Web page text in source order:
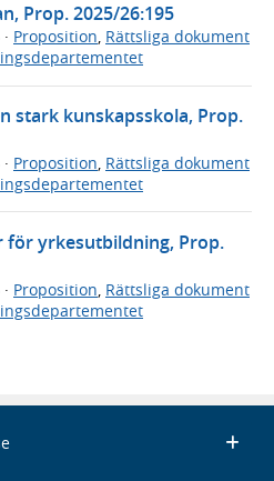
Prop. 2025/26:195
· Proposition, Rättsliga dokument
stark kunskapsskola, Prop.
· Proposition, Rättsliga dokument
yrkesutbildning, Prop.
· Proposition Rättsliga dokument